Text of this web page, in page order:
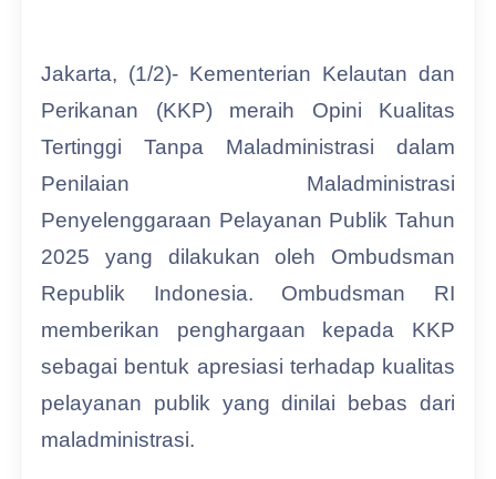
Jakarta, (1/2)- Kementerian Kelautan dan
Perikanan (KKP) meraih Opini Kualitas
Tertinggi Tanpa Maladministrasi dalam
Penilaian Maladministrasi
Penyelenggaraan Pelayanan Publik Tahun
2025 yang dilakukan oleh Ombudsman
Republik Indonesia. Ombudsman RI
memberikan penghargaan kepada KKP
sebagai bentuk apresiasi terhadap kualitas
pelayanan publik yang dinilai bebas dari
maladministrasi.